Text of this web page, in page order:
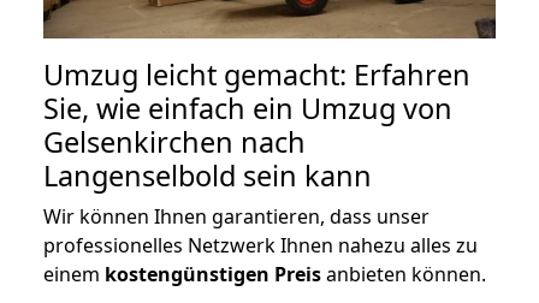
Umzug leicht gemacht: Erfahren
Sie, wie einfach ein Umzug von
Gelsenkirchen nach
Langenselbold sein kann
Wir können Ihnen garantieren, dass unser
professionelles Netzwerk Ihnen nahezu alles zu
einem kostengünstigen Preisanbieten können.